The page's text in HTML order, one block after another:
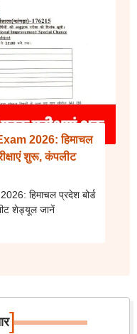
2026: हिमाचल
शुरू, कंपलीट
हिमाचल प्रदेश बोर्ड
शेड्यूल जानें
]